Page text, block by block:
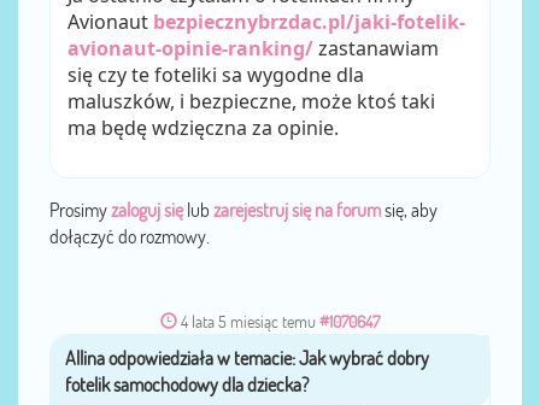
Avionaut bezpiecznybrzdac.pl/jaki-fotelik-
avionaut-opinie-ranking/zastanawiam
się czy te foteliki sa wygodne dla
maluszków, i bezpieczne, może ktoś taki
ma będę wdzięczna za opinie.
Prosimyzaloguj sięlub zarejestruj się na forumsię, aby
dołączyć do rozmowy.
4 lata 5 miesiąc temu #1070647
przezAllina